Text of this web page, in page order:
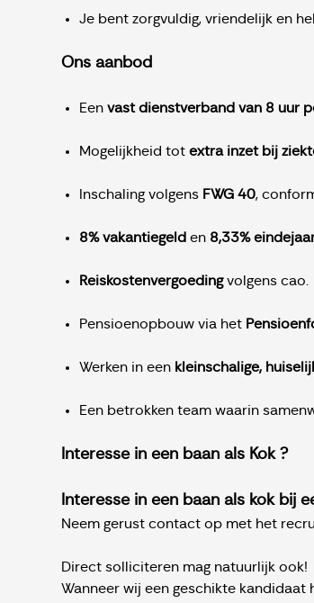
Je bent zorgvuldig, vriendelijk en
Ons aanbod
Een vast dienstverband van 8 uur
Mogelijkheid tot extra inzet bij
Inschaling volgens FWG 40,
8% vakantiegeld en 8,33%
Reiskostenvergoedingvolgens cao.
Pensioenopbouw via het
Werken in een kleinschalige,
Een betrokken team waarin
Interesse in een baan als Kok ?
Interesse in een baan als kok bij
Neem gerust contact op met het
Direct solliciteren mag natuurlijk ook!
Wanneer wij een geschikte kandidaat